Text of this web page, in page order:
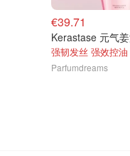
€39.71
Kerastase 元气
强韧发丝 强效控油
Parfumdreams